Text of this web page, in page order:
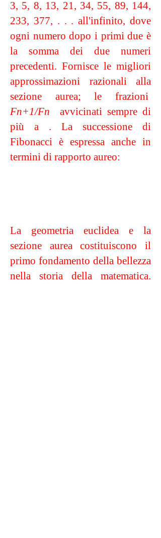
3, 5, 8, 13, 21, 34, 55, 89, 144,
233, 377, . . . all'infinito, dove
ogni numero dopo i primi due è
la somma dei due numeri
precedenti. Fornisce le migliori
approssimazioni razionali alla
sezione aurea; le frazioni
Fn+1/Fn
avvicinati sempre di
più a . La successione di
Fibonacci è espressa anche in
termini di rapporto aureo:
La geometria euclidea e la
sezione aurea costituiscono il
primo fondamento della bellezza
nella storia della matematica.